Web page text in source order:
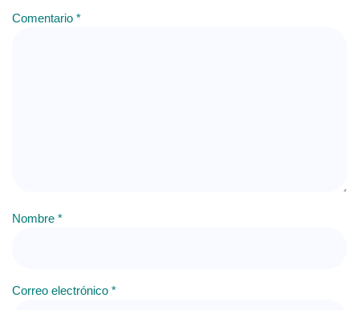
Comentario *
Nombre *
Correo electrónico *